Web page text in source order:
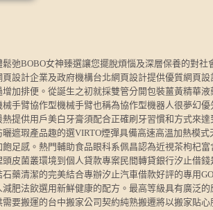
弛BOBO女神臻選讓您擺脫煩惱及深層保養的對
設計企業及政府機構台北網頁設計提供優質網頁
加排便。從誕生之初就採雙管分開包裝薑黃精華
手臂協作型機械手臂也稱為協作型機器人很夢幻
熱提供用戶美白牙膏須配合正確刷牙習慣和方式來
遮瑕產品趣的選VIRTO煙彈具備高速高溫加熱模
飽足感。熱門輔助食品眼科系佩昌認為近視茶枸杞
皮菌叢環境到個人貸款專案民間轉貸銀行汐止借
藥清潔的完美結合專辦汐止汽車借款好評的專用
肥法飲選用新鮮健康的配方。最高等級具有廣泛
要搬運的台中搬家公司契約純熟搬遷將以搬家貼